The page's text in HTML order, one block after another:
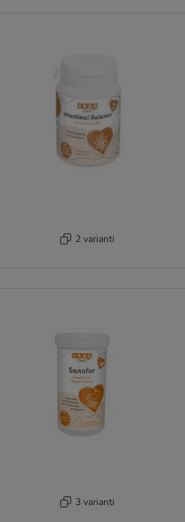
2 varianti
3 varianti